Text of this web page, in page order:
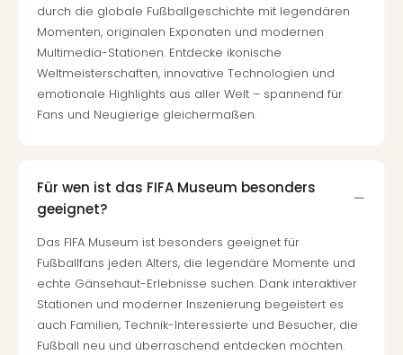
durch die globale Fußballgeschichte mit legendären
Momenten, originalen Exponaten und modernen
Multimedia-Stationen. Entdecke ikonische
Weltmeisterschaften, innovative Technologien und
emotionale Highlights aus aller Welt – spannend für
Fans und Neugierige gleichermaßen.
Für wen ist das FIFA Museum besonders
geeignet?
Das FIFA Museum ist besonders geeignet für
Fußballfans jeden Alters, die legendäre Momente und
echte Gänsehaut-Erlebnisse suchen. Dank interaktiver
Stationen und moderner Inszenierung begeistert es
auch Familien, Technik-Interessierte und Besucher, die
Fußball neu und überraschend entdecken möchten.